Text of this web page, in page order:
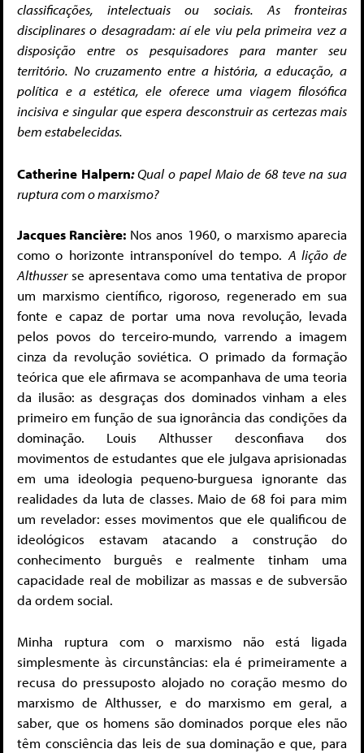
classificações, intelectuais ou sociais. As fronteiras
disciplinares o desagradam: aí ele viu pela primeira vez a
disposição entre os pesquisadores para manter seu
território. No cruzamento entre a história, a educação, a
política e a estética, ele oferece uma viagem filosófica
incisiva e singular que espera desconstruir as certezas mais
bem estabelecidas.
Catherine Halpern:Qual o papel Maio de 68 teve na sua
ruptura com o marxismo?
Jacques Rancière: Nos anos 1960, o marxismo aparecia
como o horizonte intransponível do tempo.A lição de
Althusserse apresentava como uma tentativa de propor
um marxismo científico, rigoroso, regenerado em sua
fonte e capaz de portar uma nova revolução, levada
pelos povos do terceiro-mundo, varrendo a imagem
cinza da revolução soviética. O primado da formação
teórica que ele afirmava se acompanhava de uma teoria
da ilusão: as desgraças dos dominados vinham a eles
primeiro em função de sua ignorância das condições da
dominação. Louis Althusser desconfiava dos
movimentos de estudantes que ele julgava aprisionadas
em uma ideologia pequeno-burguesa ignorante das
realidades da luta de classes. Maio de 68 foi para mim
um revelador: esses movimentos que ele qualificou de
ideológicos estavam atacando a construção do
conhecimento burguês e realmente tinham uma
capacidade real de mobilizar as massas e de subversão
da ordem social.
Minha ruptura com o marxismo não está ligada
simplesmente às circunstâncias: ela é primeiramente a
recusa do pressuposto alojado no coração mesmo do
marxismo de Althusser, e do marxismo em geral, a
saber, que os homens são dominados porque eles não
têm consciência das leis de sua dominação e que, para